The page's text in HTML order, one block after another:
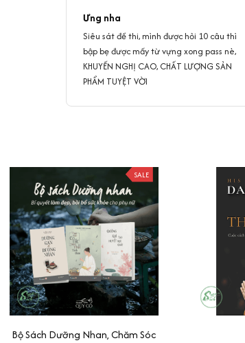
Ưng nha
Siêu sát đề thi, mình được hỏi 10 câu thì
bập bẹ được mấy từ vựng xong pass nè,
KHUYẾN NGHỊ CAO, CHẤT LƯỢNG SẢN
PHẨM TUYỆT VỜI
SALE
Bộ Sách Dưỡng Nhan, Chăm Sóc